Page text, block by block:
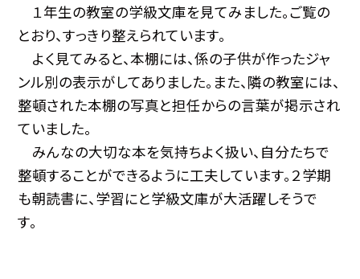
１年生の教室の学級文庫を見てみました。ご覧の
とおり、すっきり整えられています。
よく見てみると、本棚には、係の子供が作ったジャ
ンル別の表示がしてありました。また、隣の教室には、
整頓された本棚の写真と担任からの言葉が掲示され
ていました。
みんなの大切な本を気持ちよく扱い、自分たちで
整頓することができるように工夫しています。２学期
も朝読書に、学習にと学級文庫が大活躍しそうで
す。